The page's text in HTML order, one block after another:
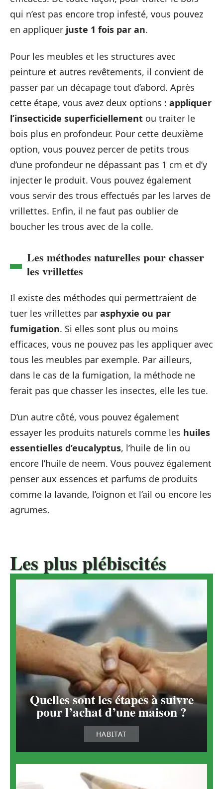
qui n’est pas encore trop infesté, vous pouvez
en appliquer juste 1 fois par an.
Pour les meubles et les structures avec
peinture et autres revêtements, il convient de
passer par un décapage tout d’abord. Après
cette étape, vous avez deux options : appliquer
l’insecticide superficiellement ou traiter le
bois plus en profondeur. Pour cette deuxième
option, vous pouvez percer de petits trous
d’une profondeur ne dépassant pas 1 cm et d’y
injecter le produit. Vous pouvez également
vous servir des trous effectués par les larves de
vrillettes. Enfin, il ne faut pas oublier de
boucher les trous avec de la colle.
Les méthodes naturelles pour chasser
les vrillettes
Il existe des méthodes qui permettraient de
tuer les vrillettes par asphyxie ou par
fumigation. Si elles sont plus ou moins
efficaces, vous ne pouvez pas les appliquer avec
tous les meubles par exemple. Par ailleurs,
dans le cas de la fumigation, la méthode ne
ferait pas que chasser les insectes, elle les tue.
D’un autre côté, vous pouvez également
essayer les produits naturels comme les huiles
essentielles d’eucalyptus, l’huile de lin ou
encore l’huile de neem. Vous pouvez également
penser aux essences et parfums de produits
comme la lavande, l’oignon et l’ail ou encore les
agrumes.
Les plus plébiscités
Quelles sont les étapes à suivre
pour l’achat d’une maison ?
HABITAT